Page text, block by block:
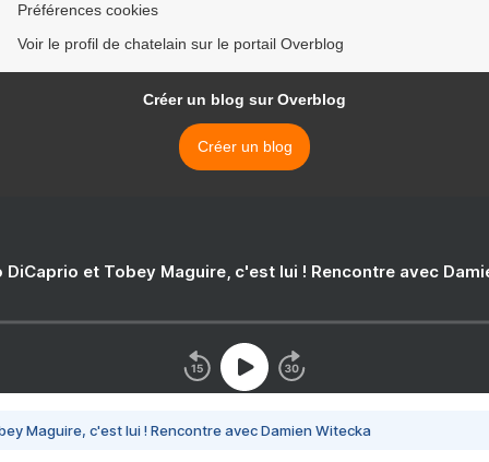
Préférences cookies
Voir le profil de chatelain sur le portail Overblog
Créer un blog sur Overblog
Créer un blog
DiCaprio et Tobey Maguire, c'est lui ! Rencontre avec
Maguire, c'est lui ! Rencontre avec Damien Witecka